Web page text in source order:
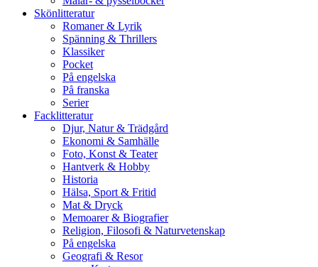
Skönlitteratur
Romaner & Lyrik
Spänning & Thrillers
Klassiker
Pocket
På engelska
På franska
Serier
Facklitteratur
Djur, Natur & Trädgård
Ekonomi & Samhälle
Foto, Konst & Teater
Hantverk & Hobby
Historia
Hälsa, Sport & Fritid
Mat & Dryck
Memoarer & Biografier
Religion, Filosofi & Naturvetenskap
På engelska
Geografi & Resor